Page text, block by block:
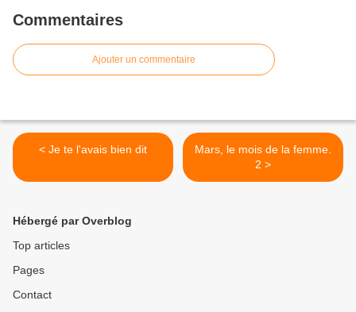
Commentaires
Ajouter un commentaire
< Je te l'avais bien dit
Mars, le mois de la femme.
2 >
Hébergé par Overblog
Top articles
Pages
Contact